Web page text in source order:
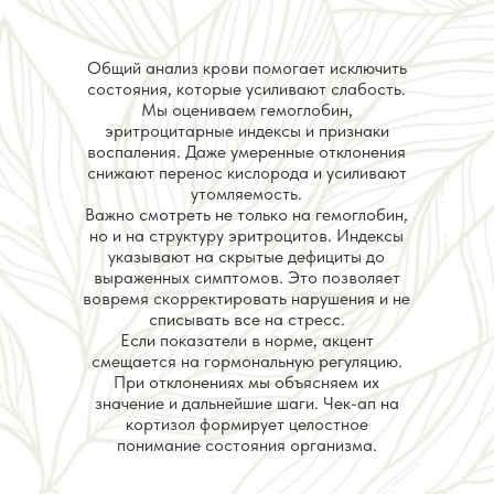
Общий анализ крови помогает исключить
состояния, которые усиливают слабость.
Мы оцениваем гемоглобин,
эритроцитарные индексы и признаки
воспаления. Даже умеренные отклонения
снижают перенос кислорода и усиливают
утомляемость.
Важно смотреть не только на гемоглобин,
но и на структуру эритроцитов. Индексы
указывают на скрытые дефициты до
выраженных симптомов. Это позволяет
вовремя скорректировать нарушения и не
списывать все на стресс.
Если показатели в норме, акцент
смещается на гормональную регуляцию.
При отклонениях мы объясняем их
значение и дальнейшие шаги. Чек-ап на
кортизол формирует целостное
понимание состояния организма.